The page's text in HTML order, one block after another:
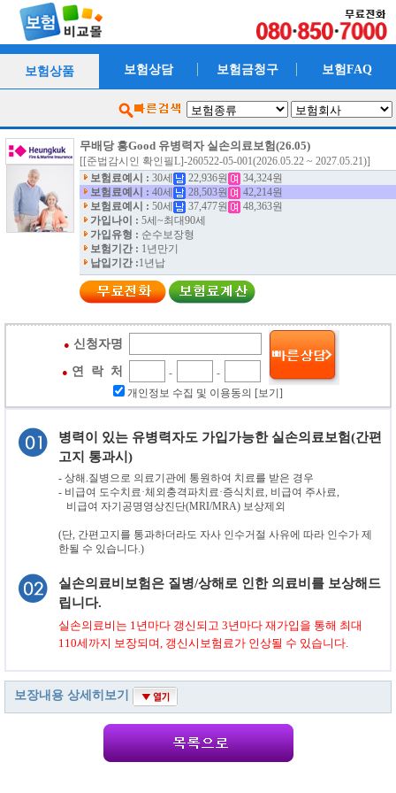
보험상품 보험상담 보험금청구 보험FAQ
무배당 흥Good 유병력자 실손의료보험(26.05)
[[준법감시인 확인필L]-260522-05-001(2026.05.22 ~ 2027.05.21)]
보험료예시 : 30세 22,936원
34,324원
보험료예시 : 40세 28,503원
42,214원
보험료예시 : 50세 37,477원
48,363원
가입나이 : 5세~최대90세
가입유형 : 순수보장형
보험기간 : 1년만기
납입기간 :1년납
● 신청자명
● 연 락 처 -
-
개인정보 수집 및 이용동의 [보기]
병력이 있는 유병력자도 가입가능한 실손의료보험(간편
고지 통과시)
- 상해.질병으로 의료기관에 통원하여 치료를 받은 경우
- 비급여 도수치료·체외충격파치료·증식치료, 비급여 주사료,
비급여 자기공명영상진단(MRI/MRA) 보상제외
(단, 간편고지를 통과하더라도 자사 인수거절 사유에 따라 인수가 제
한될 수 있습니다.)
실손의료비보험은 질병/상해로 인한 의료비를 보상해드
립니다.
실손의료비는 1년마다 갱신되고 3년마다 재가입을 통해 최대
110세까지 보장되며, 갱신시보험료가 인상될 수 있습니다.
보장내용 상세히보기